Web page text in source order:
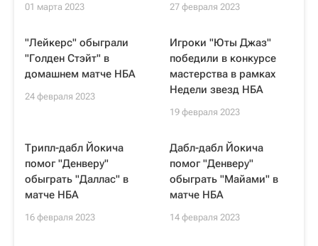
01 марта 2023 27 февраля 2023
"Лейкерс" обыграли
"Голден Стэйт" в
домашнем матче НБА
24 февраля 2023
Игроки "Юты Джаз"
победили в конкурсе
мастерства в рамках
Недели звезд НБА
19 февраля 2023
Трипл-дабл Йокича
помог "Денверу"
обыграть "Даллас" в
матче НБА
16 февраля 2023
Дабл-дабл Йокича
помог "Денверу"
обыграть "Майами" в
матче НБА
14 февраля 2023